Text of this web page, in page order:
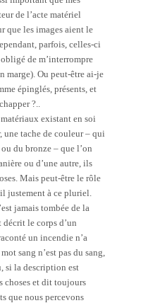
de l’acte matériel
que les images aient le
parfois, celles-ci
de m’interrompre
marge). Ou peut-être ai-je
épinglés, présents, et
?..
existant en soi
une tache de couleur – qui
du bronze – que l’on
ou d’une autre, ils
Mais peut-être le rôle
justement à ce pluriel.
jamais tombée de la
décrit le corps d’un
un incendie n’a
sang n’est pas du sang,
si la description est
choses et dit toujours
que nous percevons